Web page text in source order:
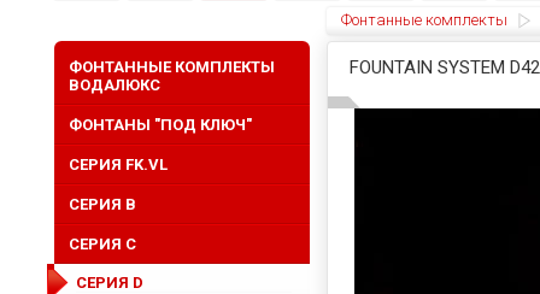
Фонтанные комплекты
FOUNTAIN SYSTEM
ФОНТАННЫЕ КОМПЛЕКТЫ
ВОДАЛЮКС
ФОНТАНЫ "ПОД КЛЮЧ"
СЕРИЯ FK.VL
СЕРИЯ B
СЕРИЯ C
СЕРИЯ D